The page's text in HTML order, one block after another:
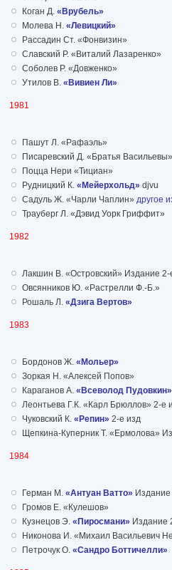
Коган Д. «Врубель»
Молева Н. «Левицкий»
Рассадин Ст. «Фонвизин»
Славский Р. «Виталий Лазаренко»
Соболев Р. «Довженко»
Утилов В. «Вивиен Ли»
1981
Пашут Л. «Рафаэль»
Писаревский Д. «Братья Васильевы»
Поцца Нери «Тициан»
Рудницкий К. «Мейерхольд» djvu
Садуль Ж. «Чарли Чаплин» другое
Трауберг Л. «Дэвид Уорк Гриффит»
1982
Лакшин В. «Островский» Издание 2-
Овсянников Ю. «Растрелли Ф.-Б.»
Рошаль Л. «Дзига Вертов»
1983
Бордонов Ж. «Мольер»
Зоркая Н. «Алексей Попов»
Караганов А. «Всеволод Пудовкин»
Леонтьева Г.К. «Карл Брюллов» 2-е
Чуковский К. «Репин» 2-е изд
Щепкина-Куперник Т. «Ермолова»
1984
Герман М. «Антуан Ватто» Издание
Громов Е. «Кулешов»
Кузнецов Э. «Пиросмани» Издание
Никонова И. «Михаил Васильевич
Петрочук О. «Сандро Боттичелли»